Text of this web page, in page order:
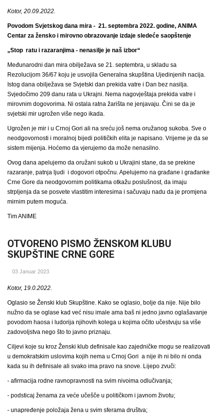
Kotor, 20.09.2022.
Povodom Svjetskog dana mira - 21. septembra 2022. godine, ANIMA
Centar za žensko i mirovno obrazovanje izdaje sledeće saopštenje
„Stop ratu i razaranjima - nenasilje je naš izbor“
Međunarodni dan mira obilježava se 21. septembra, u skladu sa
Rezolucijom 36/67 koju je usvojila Generalna skupština Ujedinjenih nacija.
Istog dana obilježava se Svjetski dan prekida vatre i Dan bez nasilja.
Svjedočimo 209 danu rata u Ukrajni. Nema nagovještaja prekida vatre i
mirovnim dogovorima. Ni ostala ratna žarišta ne jenjavaju. Čini se da je
svjetski mir ugrožen više nego ikada.
Ugrožen je mir i u Crnoj Gori ali na sreću još nema oružanog sukoba. Sve o
neodgovornosti i moralnoj bijedi političkih elita je napisano. Vrijeme je da se
sistem mijenja. Hoćemo da vjerujemo da može nenasilno.
Ovog dana apelujemo da oružani sukob u Ukrajini stane, da se prekine
razaranje, patnja ljudi i dogovori otpočnu. Apelujemo na građane i građanke
Crne Gore da neodgovornim politikama otkažu poslušnost, da imaju
strpljenja da se posvete vlastitim interesima i sačuvaju nadu da je promjena
mirnim putem moguća.
Tim ANIME
OTVORENO PISMO ŽENSKOM KLUBU
SKUPŠTINE CRNE GORE
03 Januar 2023
Kotor, 19.0.2022.
Oglasio se Ženski klub Skupštine. Kako se oglasio, bolje da nije. Nije bilo
nužno da se oglase kad već nisu imale ama baš ni jedno javno oglašavanje
povodom haosa i ludorija njihovih kolega u kojima očito učestvuju sa više
zadovoljstva nego što to javno priznaju.
Ciljevi koje su kroz Ženski klub definisale kao zajedničke mogu se realizovati
u demokratskim uslovima kojih nema u Crnoj Gori a nije ih ni bilo ni onda
kada su ih definisale ali svako ima pravo na snove. Lijepo zvuči:
- afirmacija rodne ravnopravnosti na svim nivoima odlučivanja;
- podsticaj ženama za veće učešče u političkom i javnom životu;
- unapređenje položaja žena u svim sferama društva;